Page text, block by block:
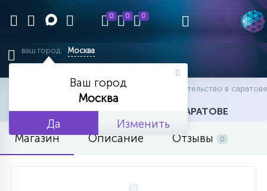
0 0 0
ваш город: Москва
Ваш город
Москва
Да
Изменить
офисы офисы представительство в саратове
ПРЕДСТАВИТЕЛЬСТВО В САРАТОВЕ
Магазин Описание Отзывы 0